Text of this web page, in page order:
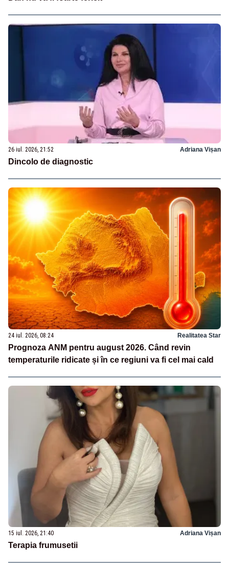
26 iul. 2026, 21:52 Adriana Vișan
Dincolo de diagnostic
24 iul. 2026, 08:24 Realitatea Star
Prognoza ANM pentru august 2026. Când revin
temperaturile ridicate și în ce regiuni va fi cel mai cald
15 iul. 2026, 21:40 Adriana Vișan
Terapia frumusetii